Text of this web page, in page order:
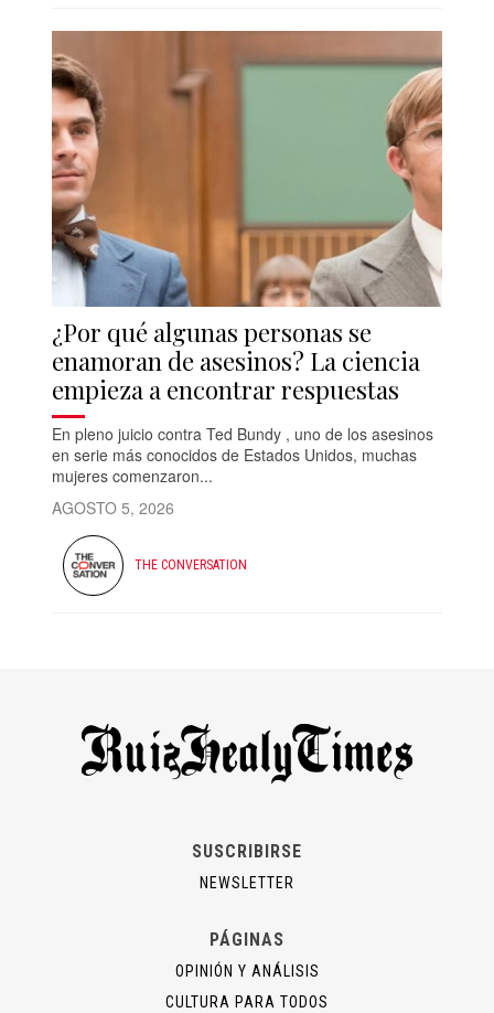
¿Por qué algunas personas se
enamoran de asesinos? La ciencia
empieza a encontrar respuestas
En pleno juicio contra Ted Bundy , uno de los asesinos
en serie más conocidos de Estados Unidos, muchas
mujeres comenzaron...
AGOSTO 5, 2026
THE CONVERSATION
SUSCRIBIRSE
NEWSLETTER
PÁGINAS
OPINIÓN Y ANÁLISIS
CULTURA PARA TODOS